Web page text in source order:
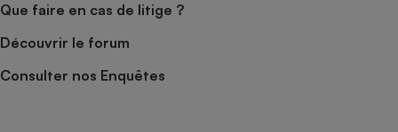
Que faire en cas de litige ?
Découvrir le forum
Consulter nos Enquêtes